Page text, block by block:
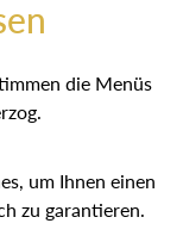
die Menüs
um Ihnen einen
zu garantieren.